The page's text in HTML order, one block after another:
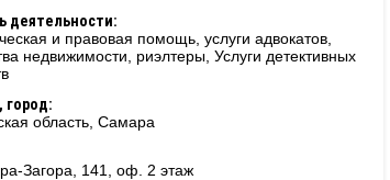
деятельности:
и правовая помощь, услуги адвокатов,
недвижимости, риэлтеры, Услуги детективных
город:
область Самара
Загора, 141, оф. 2 этаж